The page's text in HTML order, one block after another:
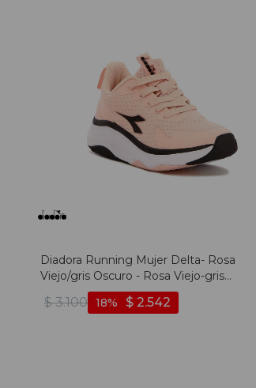
Diadora Running Mujer Delta- Rosa
Viejo/gris Oscuro - Rosa Viejo-gris
$ 3.100 $ 2.542
18